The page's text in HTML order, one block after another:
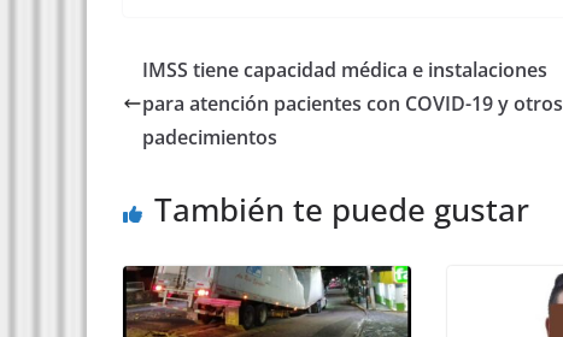
IMSS tiene capacidad médica e instalaciones
para atención pacientes con COVID-19 y otros
padecimientos
También te puede gustar